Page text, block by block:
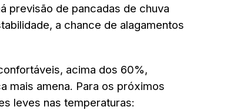
previsão de pancadas de chuva
a chance de alagamentos
acima dos 60%,
mais amena. Para os próximos
leves nas temperaturas: